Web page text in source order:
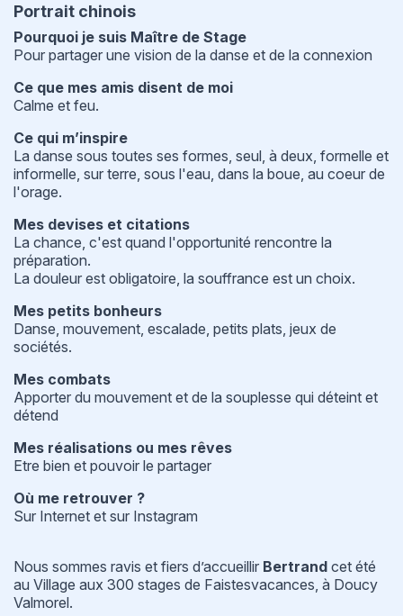
Portrait chinois
Pourquoi je suis Maître de Stage
Pour partager une vision de la danse et de la connexion
Ce que mes amis disent de moi
Calme et feu.
Ce qui m’inspire
La danse sous toutes ses formes, seul, à deux, formelle et
informelle, sur terre, sous l'eau, dans la boue, au coeur de
l'orage.
Mes devises et citations
La chance, c'est quand l'opportunité rencontre la
préparation.
La douleur est obligatoire, la souffrance est un choix.
Mes petits bonheurs
Danse, mouvement, escalade, petits plats, jeux de
sociétés.
Mes combats
Apporter du mouvement et de la souplesse qui déteint et
détend
Mes réalisations ou mes rêves
Etre bien et pouvoir le partager
Où me retrouver ?
Sur Internet et sur Instagram
Nous sommes ravis et fiers d’accueillir Bertrand cet été
au Village aux 300 stages de Faistesvacances, à Doucy
Valmorel.